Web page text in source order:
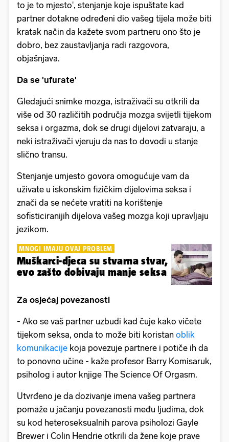
to je to mjesto', stenjanje koje ispuštate kad
partner dotakne određeni dio vašeg tijela može biti
kratak način da kažete svom partneru ono što je
dobro, bez zaustavljanja radi razgovora,
objašnjava.
Da se 'ufurate'
Gledajući snimke mozga, istraživači su otkrili da
više od 30 različitih područja mozga svijetli tijekom
seksa i orgazma, dok se drugi dijelovi zatvaraju, a
neki istraživači vjeruju da nas to dovodi u stanje
slično transu.
Stenjanje umjesto govora omogućuje vam da
uživate u iskonskim fizičkim dijelovima seksa i
znači da se nećete vratiti na korištenje
sofisticiranijih dijelova vašeg mozga koji upravljaju
jezikom.
MNOGI IMAJU OVAJ PROBLEM
Muškarci-djeca su stvarna stvar,
evo zašto dobivaju manje seksa
Za osjećaj povezanosti
- Ako se vaš partner uzbudi kad čuje kako vičete
tijekom seksa, onda to može biti koristan oblik
komunikacije koja povezuje partnere i potiče ih da
to ponovno učine - kaže profesor Barry Komisaruk,
psiholog i autor knjige The Science Of Orgasm.
Utvrđeno je da dozivanje imena vašeg partnera
pomaže u jačanju povezanosti među ljudima, dok
su kod heteroseksualnih parova psiholozi Gayle
Brewer i Colin Hendrie otkrili da žene koje prave